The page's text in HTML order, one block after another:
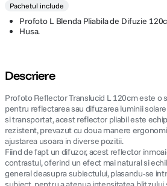
Pachetul include
Profoto L Blenda Pliabila de Difuzie
Husa.
Descriere
Profoto Reflector Translucid L 120cm este o
pentru reflectarea sau difuzarea luminii
si transportat, acest reflector pliabil este
rezistent, prevazut cu doua manere
ajustarea usoara in diverse pozitii.
Fiind de fapt un difuzor, acest reflector
contrastul, oferind un efect mai natural si
general deasupra subiectului, plasandu-se